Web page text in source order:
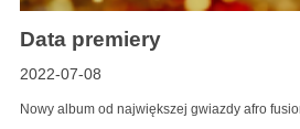
Data premiery
2022-07-08
Nowy album od największej gwiazdy afro